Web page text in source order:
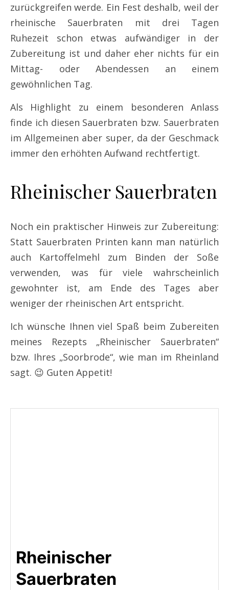
zurückgreifen werde. Ein Fest deshalb, weil der
rheinische Sauerbraten mit drei Tagen
Ruhezeit schon etwas aufwändiger in der
Zubereitung ist und daher eher nichts für ein
Mittag- oder Abendessen an einem
gewöhnlichen Tag.
Als Highlight zu einem besonderen Anlass
finde ich diesen Sauerbraten bzw. Sauerbraten
im Allgemeinen aber super, da der Geschmack
immer den erhöhten Aufwand rechtfertigt.
Rheinischer Sauerbraten
Noch ein praktischer Hinweis zur Zubereitung:
Statt Sauerbraten Printen kann man natürlich
auch Kartoffelmehl zum Binden der Soße
verwenden, was für viele wahrscheinlich
gewohnter ist, am Ende des Tages aber
weniger der rheinischen Art entspricht.
Ich wünsche Ihnen viel Spaß beim Zubereiten
meines Rezepts „Rheinischer Sauerbraten“
bzw. Ihres „Soorbrode“, wie man im Rheinland
sagt. 😉 Guten Appetit!
Rheinischer
Sauerbraten